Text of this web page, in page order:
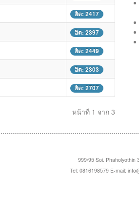
ฮิต: 2417
ฮิต: 2397
ฮิต: 2449
ฮิต: 2303
ฮิต: 2707
หน้าที่ 1 จาก 3
999/95 Soi. Phaholyothin
Tel: 0816198579 E-mail: